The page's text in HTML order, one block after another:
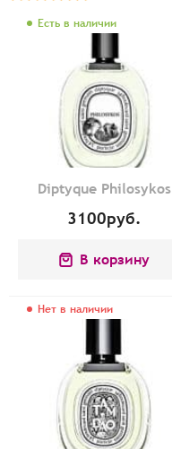
Есть в наличии
Diptyque Philosykos
3100руб.
В корзину
Нет в наличии